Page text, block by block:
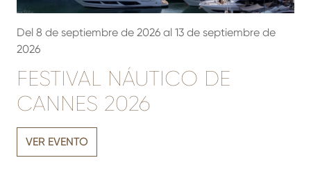
Del 8 de septiembre de 2026 al 13 de septiembre de
2026
FESTIVAL NÁUTICO DE
CANNES 2026
VER EVENTO